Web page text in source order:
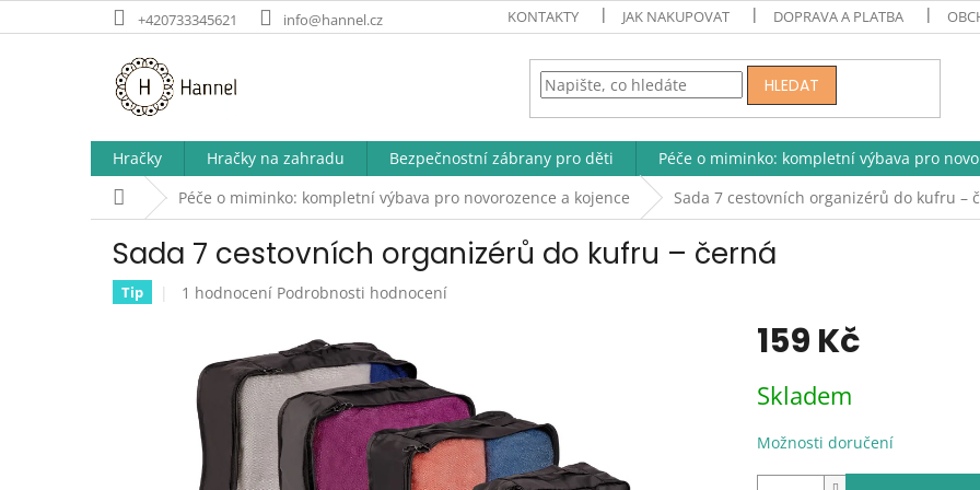
na
+420733345621 info@hannel.cz KONTAKTY JAK NAKUPOVAT DOPRAVA A PLATBA
HLEDAT
Hračky Hračky na zahradu Bezpečnostní zábrany pro děti Péče o miminko: kompletní výbava pro
Domů Péče o miminko: kompletní výbava pro novorozence a kojence Sada 7 cestovních organizérů do kufru –
Sada 7 cestovních organizérů do kufru – černá
Tip
Průměrné
5,0
hvězdiček.
1 hodnocení Podrobnosti hodnocení
159 Kč
cena:
Skladem
Možnosti doručení